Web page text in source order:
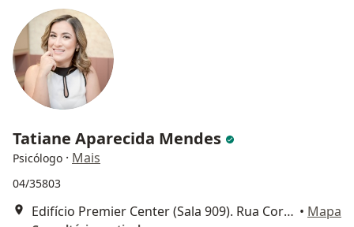
Tatiane Aparecida Mendes
Psicólogo · Mais
04/35803
Edifício Premier Center (Sala 909). Rua Correia Machado, 1025, Montes Claros • Mapa